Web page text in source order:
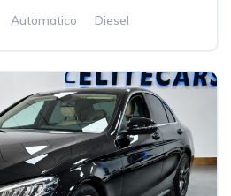
Automatico
Diesel